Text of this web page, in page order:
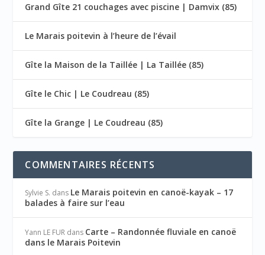
Grand Gîte 21 couchages avec piscine | Damvix (85)
Le Marais poitevin à l’heure de l’évail
Gîte la Maison de la Taillée | La Taillée (85)
Gîte le Chic | Le Coudreau (85)
Gîte la Grange | Le Coudreau (85)
COMMENTAIRES RÉCENTS
Sylvie S. dans Le Marais poitevin en canoë-kayak – 17
balades à faire sur l’eau
Yann LE FUR dans Carte – Randonnée fluviale en canoë
dans le Marais Poitevin